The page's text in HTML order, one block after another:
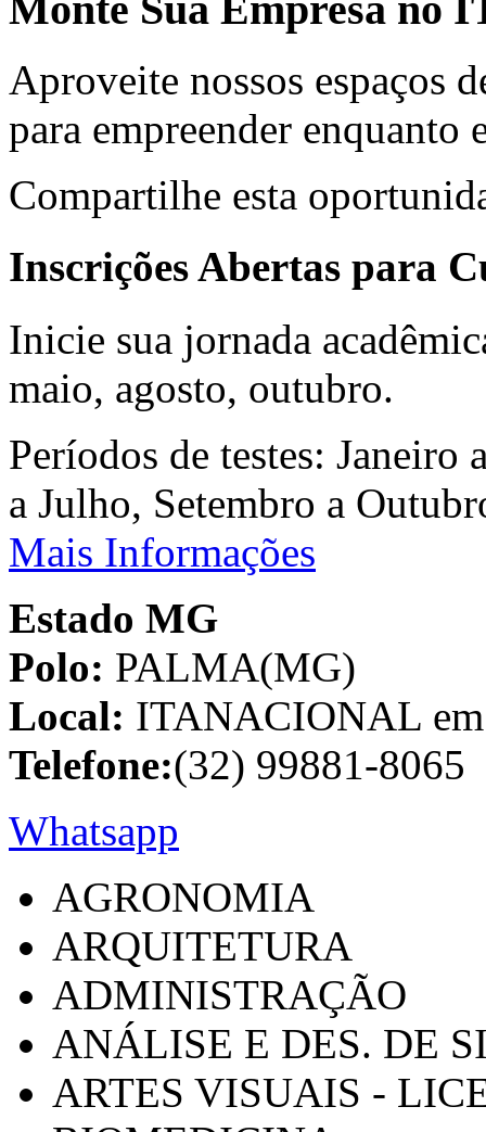
Aproveite nossos espaços
para empreender enquanto
Compartilhe esta
Inscrições Abertas para
Inicie sua jornada
maio, agosto, outubro.
Períodos de testes:
a Julho, Setembro a
Mais Informações
Estado MG
Polo: PALMA(MG)
Local: ITANACIONAL
Telefone:(32) 99881-8065
Whatsapp
AGRONOMIA
ARQUITETURA
ADMINISTRAÇÃO
ANÁLISE E DES. DE
ARTES VISUAIS -